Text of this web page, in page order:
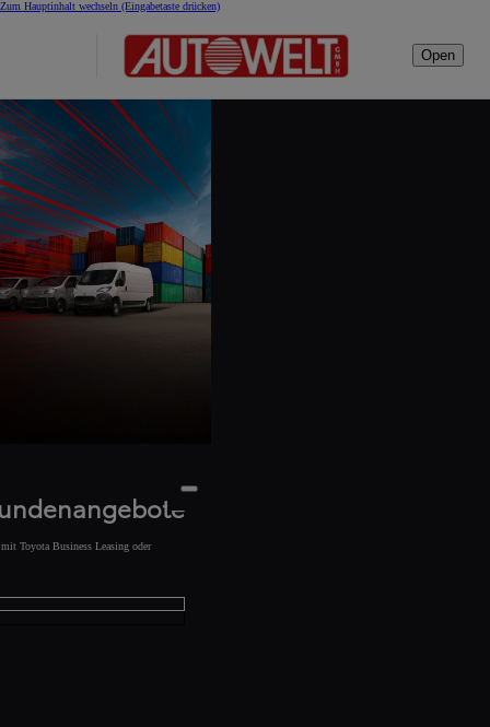
Zum Hauptinhalt wechseln (Eingabetaste drücken)
Open
Toyota Business Leasing oder